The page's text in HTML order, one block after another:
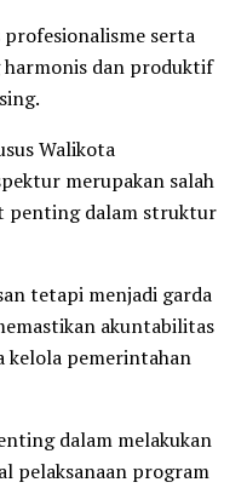
serta
harmonis dan produktif
Walikota
merupakan salah
penting dalam struktur
tetapi menjadi garda
akuntabilitas
kelola pemerintahan
dalam melakukan
pelaksanaan program